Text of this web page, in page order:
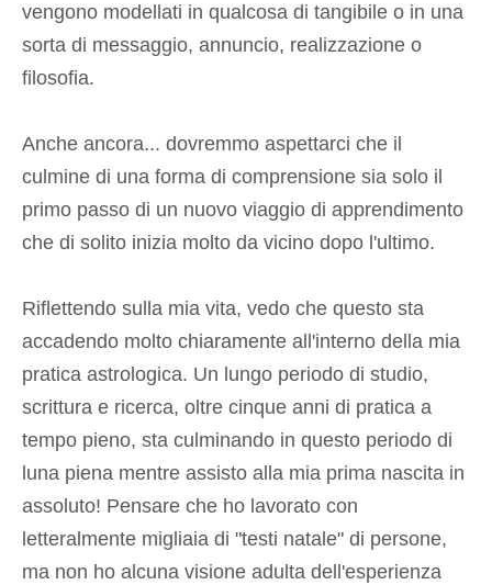
vengono modellati in qualcosa di tangibile o in una
sorta di messaggio, annuncio, realizzazione o
filosofia.
Anche ancora... dovremmo aspettarci che il
culmine di una forma di comprensione sia solo il
primo passo di un nuovo viaggio di apprendimento
che di solito inizia molto da vicino dopo l'ultimo.
Riflettendo sulla mia vita, vedo che questo sta
accadendo molto chiaramente all'interno della mia
pratica astrologica. Un lungo periodo di studio,
scrittura e ricerca, oltre cinque anni di pratica a
tempo pieno, sta culminando in questo periodo di
luna piena mentre assisto alla mia prima nascita in
assoluto! Pensare che ho lavorato con
letteralmente migliaia di "testi natale" di persone,
ma non ho alcuna visione adulta dell'esperienza